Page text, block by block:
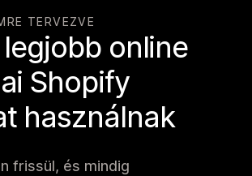
TERVEZVE
online
Shopify
használnak
frissül, és mindig